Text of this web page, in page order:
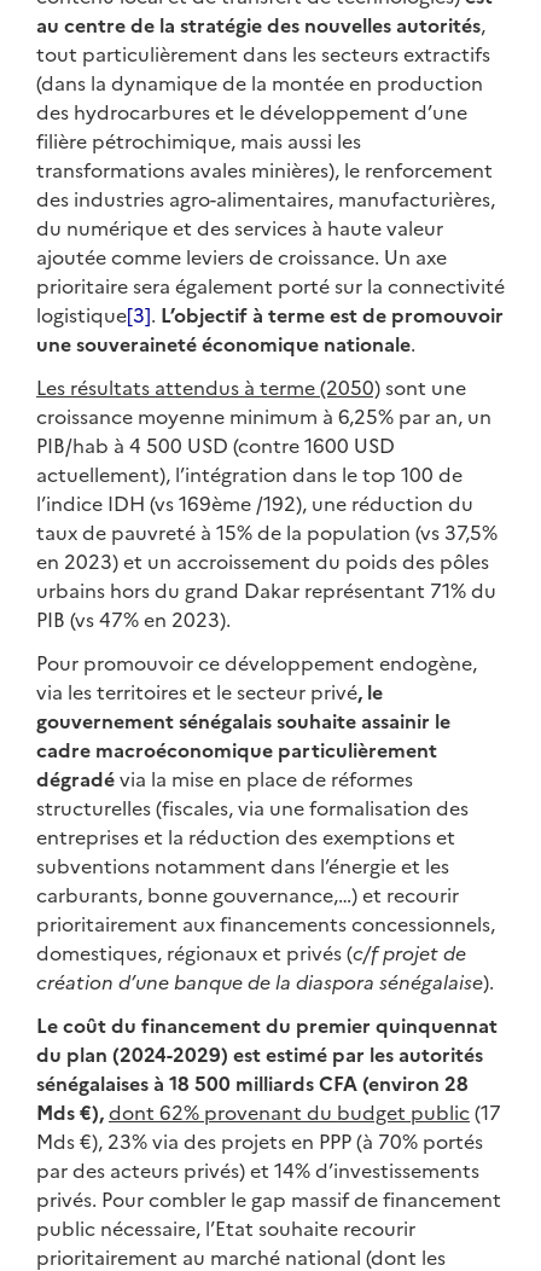
au centre de la stratégie des nouvelles autorités,
tout particulièrement dans les secteurs extractifs
(dans la dynamique de la montée en production
des hydrocarbures et le développement d’une
filière pétrochimique, mais aussi les
transformations avales minières), le renforcement
des industries agro-alimentaires, manufacturières,
du numérique et des services à haute valeur
ajoutée comme leviers de croissance. Un axe
prioritaire sera également porté sur la connectivité
logistique[3]. L’objectif à terme est de promouvoir
une souveraineté économique nationale.
Les résultats attendus à terme (2050)sont une
croissance moyenne minimum à 6,25% par an, un
PIB/hab à 4 500 USD (contre 1600 USD
actuellement), l’intégration dans le top 100 de
l’indice IDH (vs 169ème /192), une réduction du
taux de pauvreté à 15% de la population (vs 37,5%
en 2023) et un accroissement du poids des pôles
urbains hors du grand Dakar représentant 71% du
PIB (vs 47% en 2023).
Pour promouvoir ce développement endogène,
via les territoires et le secteur privé, le
gouvernement sénégalais souhaite assainir le
cadre macroéconomique particulièrement
dégradévia la mise en place de réformes
structurelles (fiscales, via une formalisation des
entreprises et la réduction des exemptions et
subventions notamment dans l’énergie et les
carburants, bonne gouvernance,…) et recourir
prioritairement aux financements concessionnels,
domestiques, régionaux et privés (c/f projet de
création d’une banque de la diaspora sénégalaise).
Le coût du financement du premier quinquennat
du plan (2024-2029) est estimé par les autorités
sénégalaises à 18 500 milliards CFA (environ 28
Mds €),dont 62% provenant du budget public(17
Mds €), 23% via des projets en PPP (à 70% portés
par des acteurs privés) et 14% d’investissements
privés. Pour combler le gap massif de financement
public nécessaire, l’Etat souhaite recourir
prioritairement au marché national (dont les